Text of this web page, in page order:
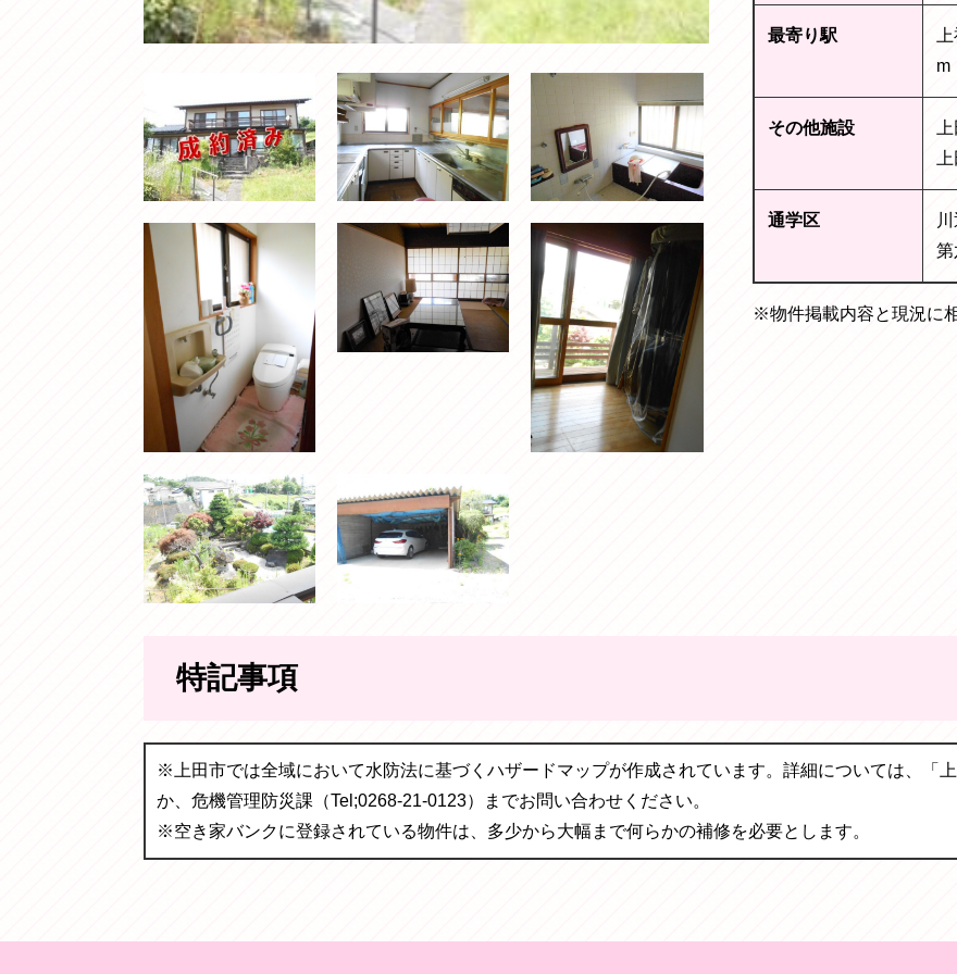
最寄り駅
m
その他施設
通学区
第
※物件掲載内容と現況に
特記事項
※上田市では全域において水防法に基づくハザードマップが作成されています。詳細については、「
か、危機管理防災課（Tel;0268-21-0123）までお問い合わせください。
※空き家バンクに登録されている物件は、多少から大幅まで何らかの補修を必要とします。